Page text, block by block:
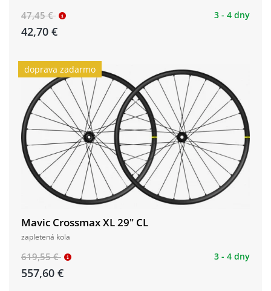
47,45 €
42,70 €
3 - 4 dny
doprava zadarmo
Mavic Crossmax XL 29" CL
zapletená kola
619,55 €
557,60 €
3 - 4 dny